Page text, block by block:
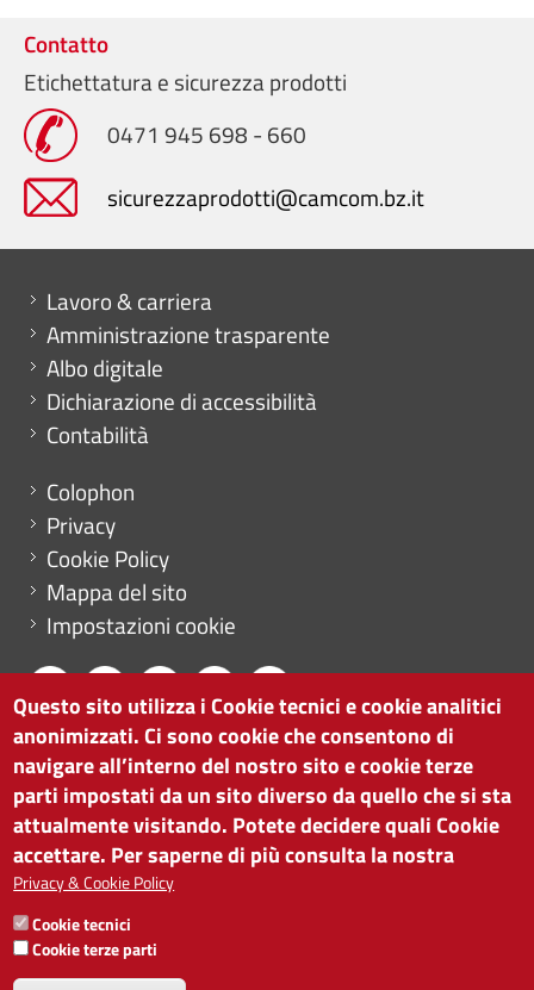
Contatto
Etichettatura e sicurezza prodotti
0471 945 698 - 660
sicurezzaprodotti@camcom.bz.it
Mini menu di servizio
Lavoro & carriera
Amministrazione trasparente
Albo digitale
Dichiarazione di accessibilità
Contabilità
Menu footer
Colophon
Privacy
Cookie Policy
Mappa del sito
Impostazioni cookie
CAMERA DI COMMERCIO DI BOLZANO
via Alto Adige 60 | I-39100 Bolzano
tel. 0471 945 511 |info@camcom.bz.it
Partita IVA: 00376420212
ISTITUTO PER LA PROMOZIONE DELLO
SVILUPPO ECONOMICO
Partita IVA: 01716880214
Questo sito utilizza i Cookie tecnici e cookie analitici
anonimizzati. Ci sono cookie che consentono di
navigare all’interno del nostro sito e cookie terze
parti impostati da un sito diverso da quello che si sta
attualmente visitando. Potete decidere quali Cookie
accettare. Per saperne di più consulta la nostra
Privacy & Cookie Policy
Cookie tecnici
Cookie terze parti